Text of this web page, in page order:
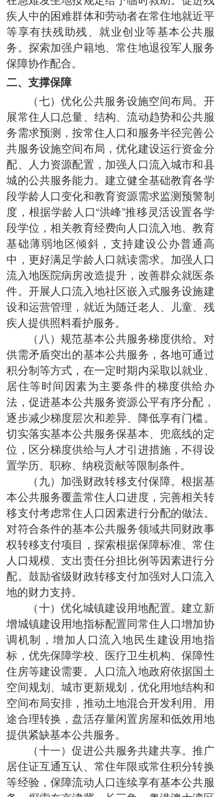
疾人中的困难群体和劳动者在常住地就近平
等享有扶残助残、就业创业等基本公共服
务。探索加强户籍地、常住地退役军人服务
保障协作配合。
二、支撑保障
（七）优化公共服务设施空间布局。开
展常住人口总量、结构、流动趋势和公共服
务需求预测，按常住人口和服务半径完善公
共服务设施空间布局，优化建设运行资金分
配、人力资源配置，加强人口流入城市和县
城的公共服务能力。建立健全基础教育各学
段学龄人口变化和教育资源需求监测预警制
度，根据学龄人口“洪峰”推移灵活设置各学
段学位，相关教育经费向人口流入地、教育
基础薄弱地区倾斜，支持建设公办普通高
中，更好满足学龄人口就读需求。加强人口
流入地医院病房改造提升，改善群众就医条
件。开展人口流入地社区嵌入式服务设施建
设和运营管理，就近为随迁老人、儿童、残
疾人提供照料看护服务。
（八）规范基本公共服务梯度供给。对
供需矛盾突出的基本公共服务，各地可通过
积分制等方式，在一定时期内采取以就业、
居住等时间因素为主要条件的梯度供给办
法，促进基本公共服务资源公平有序分配，
逐步减少梯度层次和差异、降低享有门槛。
切实落实基本公共服务保基本、兜底线的定
位，区分梯度供给与人才引进措施，不得设
置学历、职称、纳税贡献等限制条件。
（九）加强财政转移支付保障。根据基
本公共服务覆盖常住人口进度，完善相关转
移支付考虑常住人口因素进行分配的做法。
对符合条件的基本公共服务领域共同财政事
权转移支付项目，探索根据保障标准、常住
人口规模、支出责任分担比例等因素进行分
配。鼓励省级财政转移支付加强对人口流入
地的财力支持。
（十）优化城镇建设用地配置。建立新
增城镇建设用地指标配置同常住人口增加协
调机制，增加人口流入地民生建设用地指
标，优先保障学校、医疗卫生机构、保障性
住房等建设需要。人口流入地政府依据国土
空间规划、城市更新规划，优化用地结构和
空间布局安排，推动土地混合开发利用、用
途合理转换，盘活存量闲置房屋和低效用地
提供紧缺基本公共服务。
（十一）促进公共服务共建共享。推广
居住证互通互认、常住年限或常住积分转换
等经验，保障流动人口连续享有基本公共服